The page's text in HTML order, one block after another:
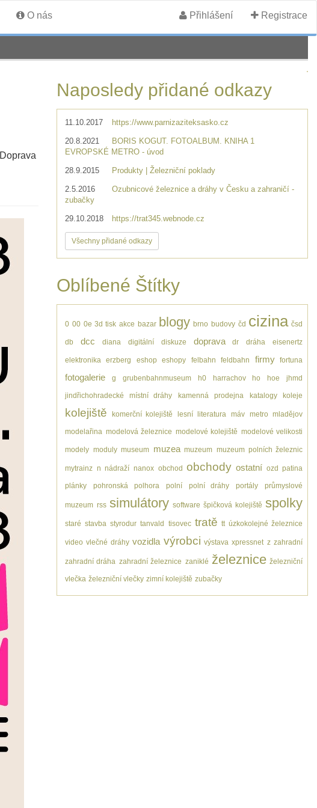
O nás Přihlášení Registrace
Doprava
Naposledy přidané odkazy
11.10.2017 https://www.parnizaziteksasko.cz
20.8.2021
BORIS KOGUT. FOTOALBUM. KNIHA 1
EVROPSKÉ METRO - úvod
28.9.2015 Produkty | Železniční poklady
2.5.2016
Ozubnicové železnice a dráhy v Česku a zahraničí -
zubačky
29.10.2018 https://trat345.webnode.cz
Všechny přidané odkazy
Oblíbené Štítky
0 00 0e 3d tisk akce bazar blogy brno budovy čd cizina čsd
db dcc diana digitální diskuze doprava dr dráha eisenertz
elektronika erzberg eshop eshopy felbahn feldbahn firmy fortuna
fotogalerie g grubenbahnmuseum h0 harrachov ho hoe jhmd
jindřichohradecké místní dráhy kamenná prodejna katalogy koleje
kolejiště komerční kolejiště lesní literatura máv metro mladějov
modelařina modelová železnice modelové kolejiště modelové velikosti
modely moduly museum muzea muzeum muzeum polních železnic
mytrainz n nádraží nanox obchod obchody ostatní ozd patina
plánky pohronská polhora polní polní dráhy portály průmyslové
muzeum rss simulátory software špičková kolejiště spolky
staré stavba styrodur tanvald tisovec tratě tt úzkokolejné železnice
video vlečné dráhy vozidla výrobci výstava xpressnet z zahradní
zahradní dráha zahradní železnice zaniklé železnice železniční
vlečka železniční vlečky zimní kolejiště zubačky